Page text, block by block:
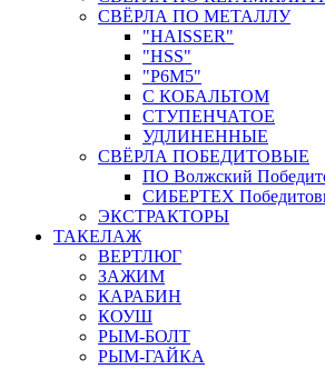
СВЁРЛА ПО МЕТАЛЛУ
"HAISSER"
"HSS"
"Р6М5"
С КОБАЛЬТОМ
СТУПЕНЧАТОЕ
УДЛИНЕННЫЕ
СВЁРЛА ПОБЕДИТОВЫЕ
ПО Волжский
СИБЕРТЕХ
ЭКСТРАКТОРЫ
ТАКЕЛАЖ
ВЕРТЛЮГ
ЗАЖИМ
КАРАБИН
КОУШ
РЫМ-БОЛТ
РЫМ-ГАЙКА